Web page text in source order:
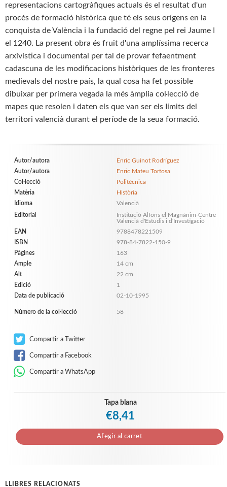
representacions cartogràfiques actuals és el resultat d'un
procés de formació històrica que té els seus orígens en la
conquista de València i la fundació del regne pel rei Jaume I
el 1240. La present obra és fruit d'una amplíssima recerca
arxivística i documental per tal de provar fefaentment
cadascuna de les modificacions històriques de les fronteres
medievals del nostre país, la qual cosa ha fet possible
dibuixar per primera vegada la més àmplia col·lecció de
mapes que resolen i daten els que van ser els Iímits del
territori valencià durant el període de la seua formació.
Autor/autora
Enric Guinot Rodríguez
Autor/autora
Enric Mateu Tortosa
Col·lecció
Politècnica
Matèria
Història
Idioma
Valencià
Editorial
Institució Alfons el Magnànim-Centre
Valencià d'Estudis i d'Investigació
EAN
9788478221509
ISBN
978-84-7822-150-9
Pàgines
163
Ample
14 cm
Alt
22 cm
Edició
1
Data de publicació
02-10-1995
Número de la col·lecció 58
Compartir a Twitter
Compartir a Facebook
Compartir a WhatsApp
Tapa blana
€8,41
Afegir al carret
LLIBRES RELACIONATS